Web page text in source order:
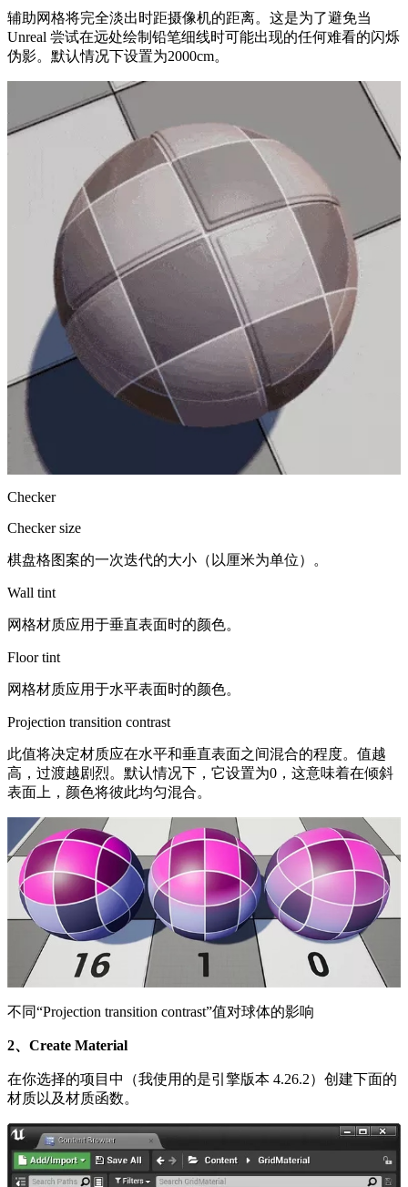
辅助网格将完全淡出时距摄像机的距离。这是为了避免当
Unreal 尝试在远处绘制铅笔细线时可能出现的任何难看的闪烁
伪影。默认情况下设置为2000cm。
Checker
Checker size
棋盘格图案的一次迭代的大小（以厘米为单位）。
Wall tint
网格材质应用于垂直表面时的颜色。
Floor tint
网格材质应用于水平表面时的颜色。
Projection transition contrast
此值将决定材质应在水平和垂直表面之间混合的程度。值越
高，过渡越剧烈。默认情况下，它设置为0，这意味着在倾斜
表面上，颜色将彼此均匀混合。
不同“Projection transition contrast”值对球体的影响
2、Create Material
在你选择的项目中（我使用的是引擎版本 4.26.2）创建下面的
材质以及材质函数。